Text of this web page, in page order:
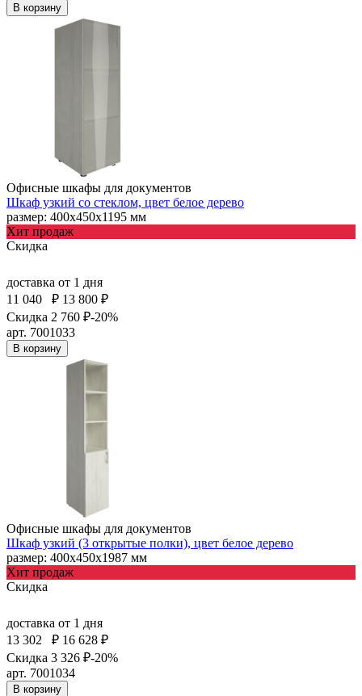
В корзину
Офисные шкафы для документов
Шкаф узкий со стеклом, цвет белое дерево
размер: 400х450х1195 мм
Хит продаж
Скидка
доставка от 1 дня
11 040
₽ 13 800 ₽
Скидка 2 760 ₽-20%
арт. 7001033
В корзину
Офисные шкафы для документов
Шкаф узкий (3 открытые полки), цвет белое дерево
размер: 400х450х1987 мм
Хит продаж
Скидка
доставка от 1 дня
13 302
₽ 16 628 ₽
Скидка 3 326 ₽-20%
арт. 7001034
В корзину